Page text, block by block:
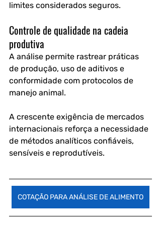
limites considerados seguros.
Controle de qualidade na cadeia
produtiva
A análise permite rastrear práticas
de produção, uso de aditivos e
conformidade com protocolos de
manejo animal.
A crescente exigência de mercados
internacionais reforça a necessidade
de métodos analíticos confiáveis,
sensíveis e reprodutíveis.
COTAÇÃO PARA ANÁLISE DE ALIMENTO